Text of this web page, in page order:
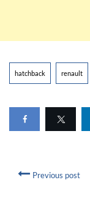
hatchback renault
Previous post